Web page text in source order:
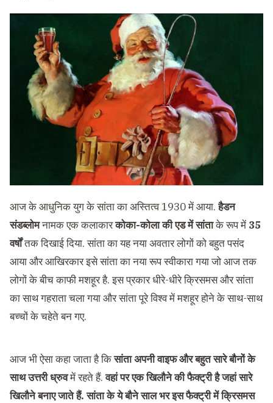
आज के आधुनिक युग के सांता का अस्तित्व 1930 में आया.हैडन
संडब्लोमनामक एक कलाकारकोका-कोला की एड में सांताके रूप में 35
वर्षोंतक दिखाई दिया. सांता का यह नया अवतार लोगों को बहुत पसंद
आया और आखिरकार इसे सांता का नया रूप स्वीकारा गया जो आज तक
लोगों के बीच काफी मशहूर है. इस प्रकार धीरे-धीरे क्रिसमस और सांता
का साथ गहराता चला गया और सांता पूरे विश्व में मशहूर होने के साथ-साथ
बच्चों के चहेते बन गए.
आज भी ऐसा कहा जाता है किसांता अपनी वाइफ और बहुत सारे बौनों के
साथ उत्तरी ध्रुवमें रहते हैं.वहां पर एक खिलौने की फैक्ट्री है जहां सारे
खिलौने बनाए जाते हैं.सांता के ये बौने साल भर इस फैक्ट्री में क्रिसमस